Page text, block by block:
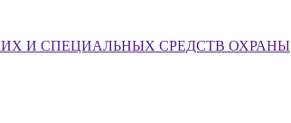
И СПЕЦИАЛЬНЫХ СРЕДСТВ ОХРАНЫ